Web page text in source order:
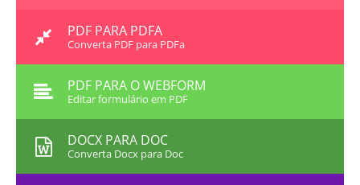
PDF PARA PDFA
Converta PDF para PDFa
PDF PARA O WEBFORM
Editar formulário em PDF
DOCX PARA DOC
Converta Docx para Doc